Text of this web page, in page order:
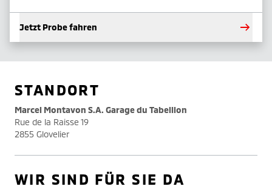
Jetzt Probe fahren
STANDORT
Marcel Montavon S.A. Garage du Tabeillon
Rue de la Raisse 19
2855 Glovelier
WIR SIND FÜR SIE DA